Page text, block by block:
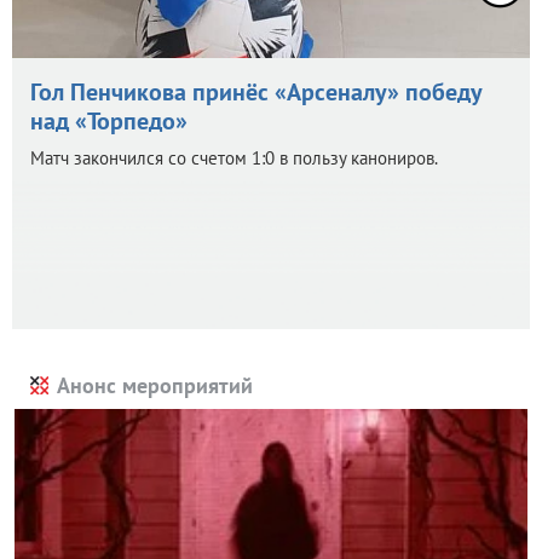
Гол Пенчикова принёс «Арсеналу» победу
над «Торпедо»
Матч закончился со счетом 1:0 в пользу канониров.
Анонс мероприятий